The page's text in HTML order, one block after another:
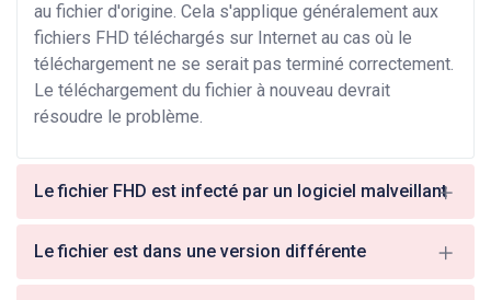
au fichier d'origine. Cela s'applique généralement aux
fichiers FHD téléchargés sur Internet au cas où le
téléchargement ne se serait pas terminé correctement.
Le téléchargement du fichier à nouveau devrait
résoudre le problème.
Le fichier FHD est infecté par un logiciel malveillant
Le fichier est dans une version différente